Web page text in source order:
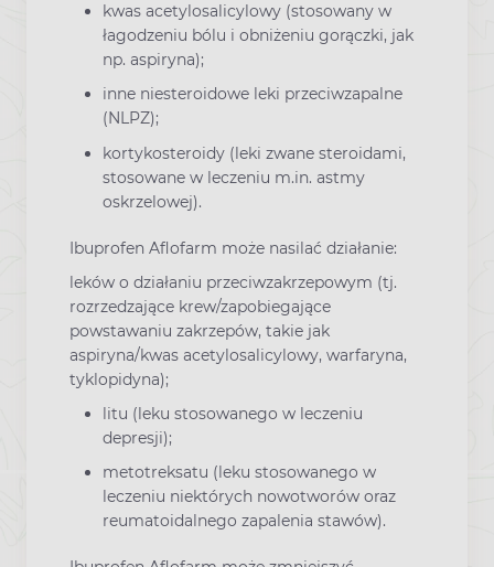
kwas acetylosalicylowy (stosowany w
łagodzeniu bólu i obniżeniu gorączki, jak
np. aspiryna);
inne niesteroidowe leki przeciwzapalne
(NLPZ);
kortykosteroidy (leki zwane steroidami,
stosowane w leczeniu m.in. astmy
oskrzelowej).
Ibuprofen Aflofarm może nasilać działanie:
leków o działaniu przeciwzakrzepowym (tj.
rozrzedzające krew/zapobiegające
powstawaniu zakrzepów, takie jak
aspiryna/kwas acetylosalicylowy, warfaryna,
tyklopidyna);
litu (leku stosowanego w leczeniu
depresji);
metotreksatu (leku stosowanego w
leczeniu niektórych nowotworów oraz
reumatoidalnego zapalenia stawów).